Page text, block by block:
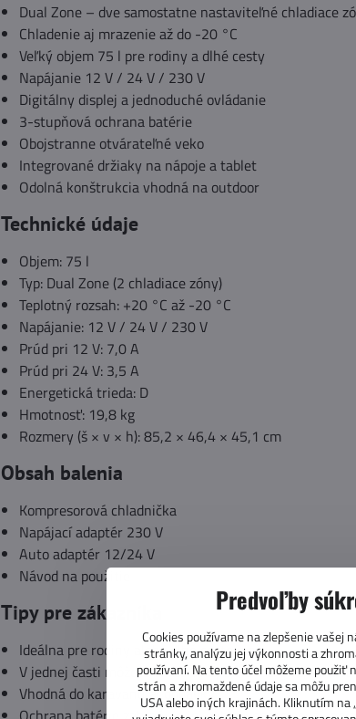
Dual Zone – dve samostatne nastaviteľné chladiace
Chladenie aj mrazenie až do -20 °C
Veľký objem 75 l pre rodiny a dlhé cesty
Napájanie 12 V / 24 V / 230 V
Digitálny displej a jednoduché ovládanie
3-stupňová ochrana batérie
Obojstranne otvárateľné veko
Integrované držiaky na nápoje a tablet
Odolná konštrukcia vhodná na outdoor
Technické údaje
Objem: 75 l
Typ: Dual Zone (2 chladiace zóny)
Teplotný rozsah: +20 °C až -20 °C
Napájanie: 12 V / 24 V / 230 V
Prúd pri 12 V: 7,0 A
Prúd pri 24 V: 3,5 A
Energetická trieda: D
Hmotnosť: 19,8 kg
Rozmery (š × v × h): 85,2 × 46,4 × 45,1 cm
Obsah balenia
Kompresorová chladnička
Napájací adaptér 230 V
Auto adaptér 12/24 V
Návod na použitie
Tipy pre zákazníka
Ideálna pre rodiny alebo dlhé cestovanie
V jednej časti môžete chladiť nápoje a v druhej
Vhodná do karavanu aj dodávky
Predvoľby
Cookies používame na zlepšenie vašej
stránky, analýzu jej výkonnosti a
používaní. Na tento účel môžeme použiť
strán a zhromaždené údaje sa môžu
USA alebo iných krajinách. Kliknutím na